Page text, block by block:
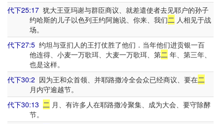
代下25:17 犹大王亚玛谢与群臣商议、就差遣使者去见耶户的孙子
约哈斯的儿子以色列王约阿施说、你来、我们二人相见于战
场。
代下27:5 约坦与亚扪人的王打仗胜了他们．当年他们进贡银一百
他连得、小麦一万歌珥、大麦一万歌珥、第二年、第三年、
也是这样。
代下30:2 因为王和众首领、并耶路撒冷全会众已经商议、要在二
月内守逾越节。
代下30:13 二 月、有许多人在耶路撒冷聚集、成为大会、要守除酵
节。